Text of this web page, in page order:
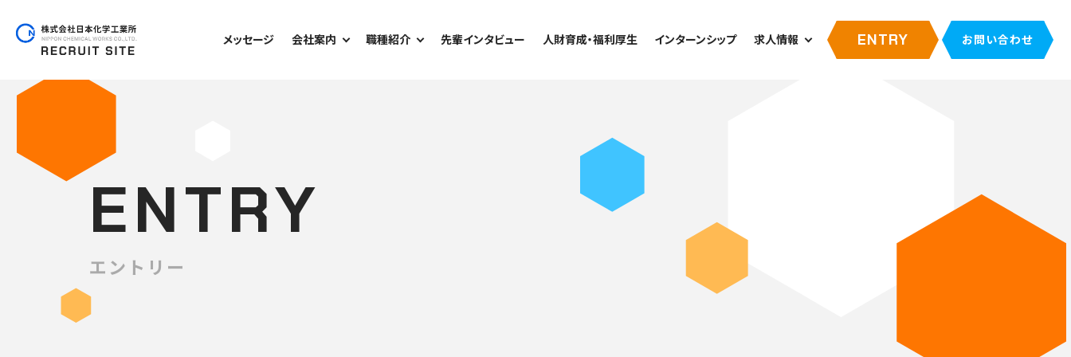
お問い合わせ
ENTRY
メッセージ 会社案内 職種紹介 先輩インタビュー 人財育成・福利厚生 インターンシップ 求人情報
ENTRY
エントリー